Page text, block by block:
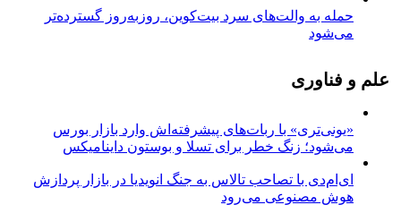
حمله به والت‌های سرد بیت‌کوین، روزبه‌روز گسترده‌تر
می‌شود
علم و فناوری
«یونی‌تری» با ربات‌های پیشرفته‌اش وارد بازار بورس
می‌شود؛ زنگ خطر برای تسلا و بوستون داینامیکس
ای‌ام‌دی با تصاحب تالاس به جنگ انویدیا در بازار پردازش
هوش مصنوعی می‌رود